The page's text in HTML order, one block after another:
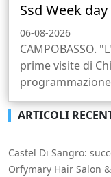
Ssd Week
06-08-2026
CAMPOBASSO.
prime visite di
ARTICOLI
Castel Di Sangro:
Orfymary Hair Salon